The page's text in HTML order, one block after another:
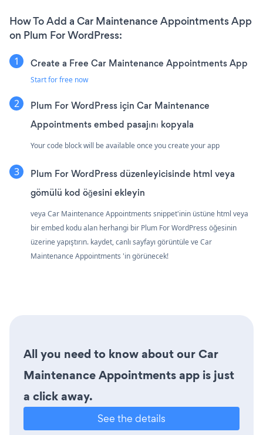
How To Add a Car Maintenance Appointments App
on Plum For WordPress:
Create a Free Car Maintenance Appointments App
Start for free now
Plum For WordPress için Car Maintenance
Appointments embed pasajını kopyala
Your code block will be available once you create your app
Plum For WordPress düzenleyicisinde html veya
gömülü kod öğesini ekleyin
veya Car Maintenance Appointments snippet'inin üstüne html veya
bir embed kodu alan herhangi bir Plum For WordPress öğesinin
üzerine yapıştırın. kaydet, canlı sayfayı görüntüle ve Car
Maintenance Appointments 'in görünecek!
All you need to know about our Car
Maintenance Appointments app is just
a click away.
See the details